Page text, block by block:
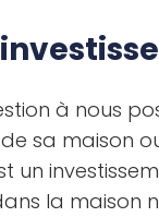
à nous
sa maison
un
la maison